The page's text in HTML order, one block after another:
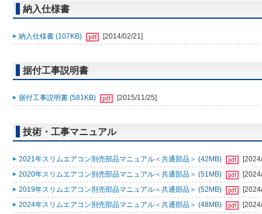
納入仕様書
納入仕様書 (107KB) [2014/02/21]
据付工事説明書
据付工事説明書 (581KB) [2015/11/25]
技術・工事マニュアル
2021年スリムエアコン別売部品マニュアル＜共通部品＞ (42MB)
2020年スリムエアコン別売部品マニュアル＜共通部品＞ (51MB)
2019年スリムエアコン別売部品マニュアル＜共通部品＞ (52MB)
2024年スリムエアコン別売部品マニュアル＜共通部品＞ (48MB)